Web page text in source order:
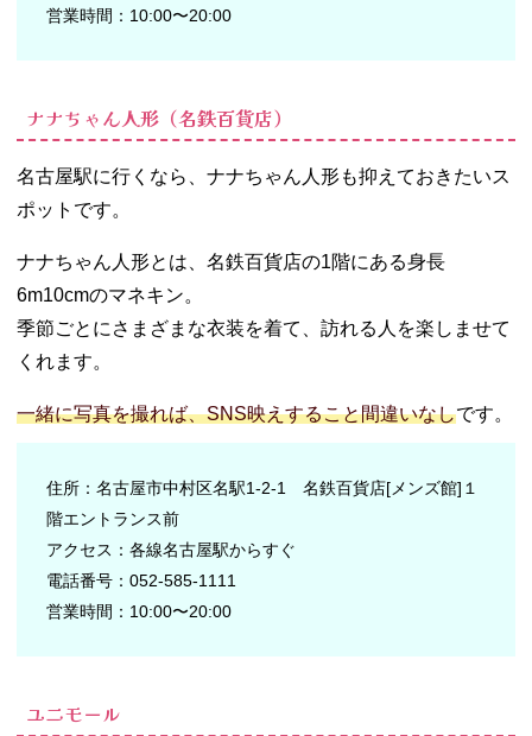
営業時間：10:00〜20:00
ナナちゃん人形（名鉄百貨店）
名古屋駅に行くなら、ナナちゃん人形も抑えておきたいス
ポットです。
ナナちゃん人形とは、名鉄百貨店の1階にある身長
6m10cmのマネキン。
季節ごとにさまざまな衣装を着て、訪れる人を楽しませて
くれます。
一緒に写真を撮れば、SNS映えすること間違いなしです。
住所：名古屋市中村区名駅1-2-1 名鉄百貨店[メンズ館]１
階エントランス前
アクセス：各線名古屋駅からすぐ
電話番号：052-585-1111
営業時間：10:00〜20:00
ユニモール